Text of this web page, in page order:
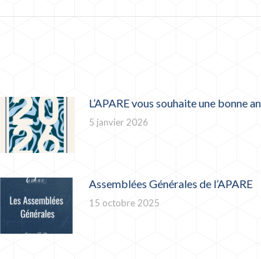
L’APARE vous souhaite une bonne
5 janvier 2026
Assemblées Générales de l’APARE
15 octobre 2025